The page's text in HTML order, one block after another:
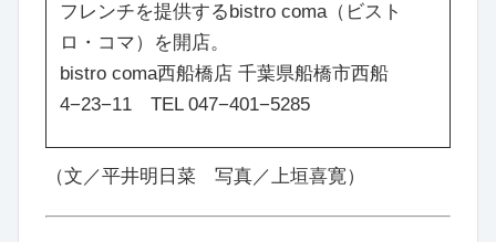
フレンチを提供するbistro coma（ビスト
ロ・コマ）を開店。
bistro coma西船橋店 千葉県船橋市西船
4−23−11 TEL 047−401−5285
（文／平井明日菜 写真／上垣喜寛）